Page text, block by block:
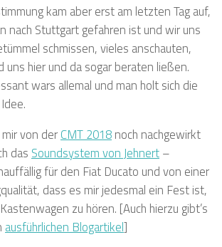
kam aber erst am letzten Tag auf,
nach Stuttgart gefahren ist und wir uns
schmissen, vieles anschauten,
uns hier und da sogar beraten ließen.
wars allemal und man holt sich die
von der CMT 2018 noch nachgewirkt
das Soundsystem von Jehnert –
für den Fiat Ducato und von einer
dass es mir jedesmal ein Fest ist,
zu hören. [Auch hierzu gibt’s
ausführlichen Blogartikel]